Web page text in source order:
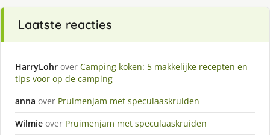
Laatste reacties
HarryLohr over Camping koken: 5 makkelijke recepten en
tips voor op de camping
anna over Pruimenjam met speculaaskruiden
Wilmie over Pruimenjam met speculaaskruiden